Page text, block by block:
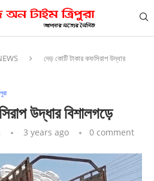
দেড় কোটি টাকার কফসিরাপ উদ্ধার
উদ্ধার বিশালগড়ে
3 years ago 0 comment